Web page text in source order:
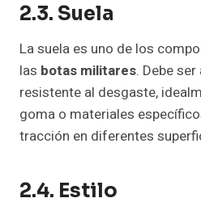
2.3. Suela
La suela es uno de los
las botas militares. Debe
resistente al desgaste,
goma o materiales
tracción en diferentes
2.4. Estilo